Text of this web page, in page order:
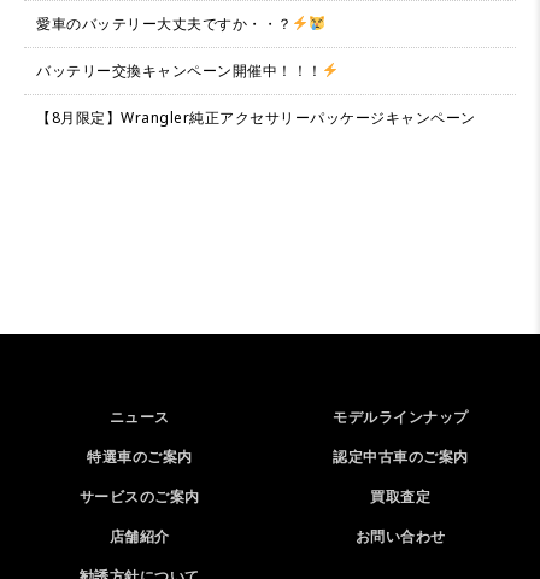
愛車のバッテリー大丈夫ですか・・？
バッテリー交換キャンペーン開催中！！！
【8月限定】Wrangler純正アクセサリーパッケージキャンペーン
ニュース
モデルラインナップ
特選車のご案内
認定中古車のご案内
サービスのご案内
買取査定
店舗紹介
お問い合わせ